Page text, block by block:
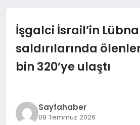
GÜNDEM
İZMIR HABERLERI
EKONOMI
İşgalci İsrail’in
saldırılarında
bin 320’ye ulaştı
Sayfahaber
08 Temmuz 2026